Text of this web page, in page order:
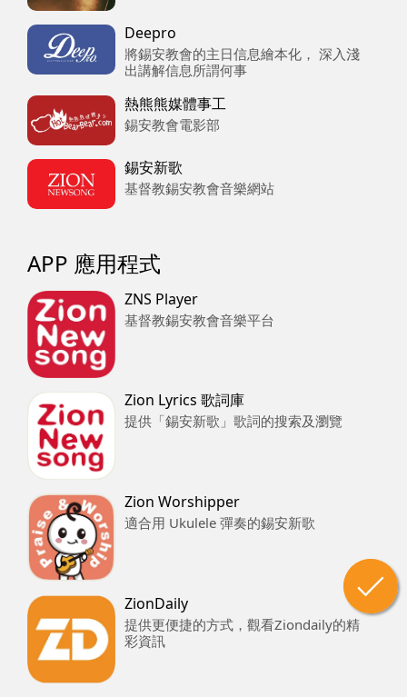
Deepro
將錫安教會的主日信息繪本化， 深入淺
出講解信息所謂何事
熱熊熊媒體事工
錫安教會電影部
錫安新歌
基督教錫安教會音樂網站
APP 應用程式
ZNS Player
基督教錫安教會音樂平台
Zion Lyrics 歌詞庫
提供「錫安新歌」歌詞的搜索及瀏覽
Zion Worshipper
適合用 Ukulele 彈奏的錫安新歌
ZionDaily
提供更便捷的方式，觀看Ziondaily的精
彩資訊